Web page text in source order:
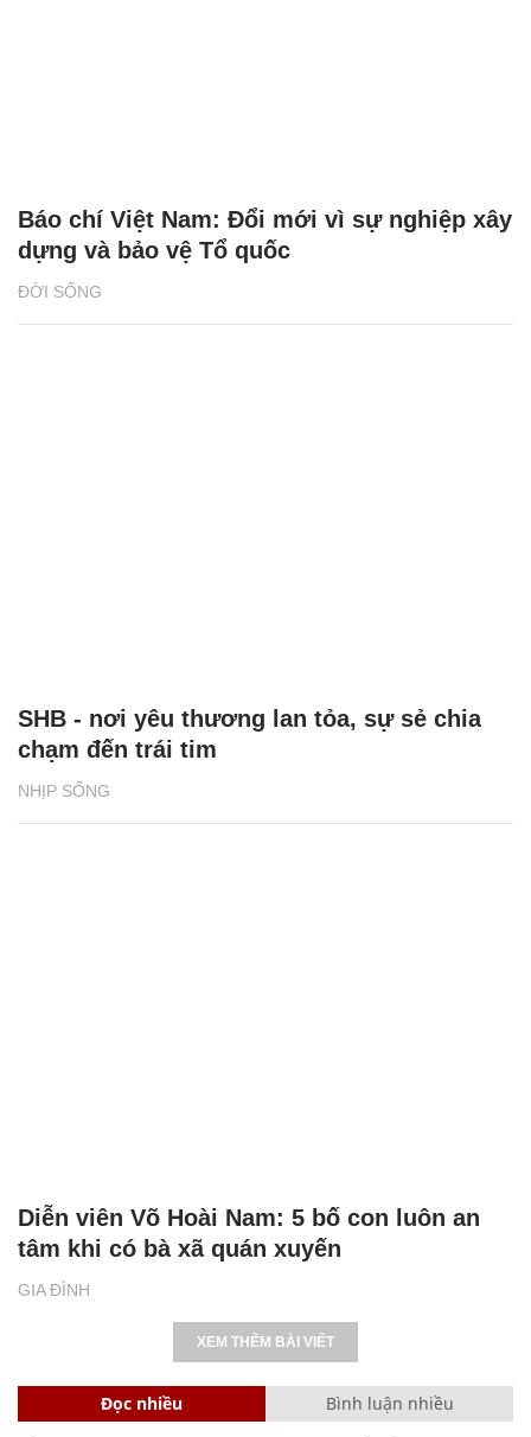
ĐỜI SỐNG
Báo chí Việt Nam: Đổi mới vì sự nghiệp xây
dựng và bảo vệ Tổ quốc
NHỊP SỐNG
SHB - nơi yêu thương lan tỏa, sự sẻ chia
chạm đến trái tim
GIA ĐÌNH
Diễn viên Võ Hoài Nam: 5 bố con luôn an
tâm khi có bà xã quán xuyến
XEM THÊM BÀI VIẾT
Đọc nhiều Bình luận nhiều